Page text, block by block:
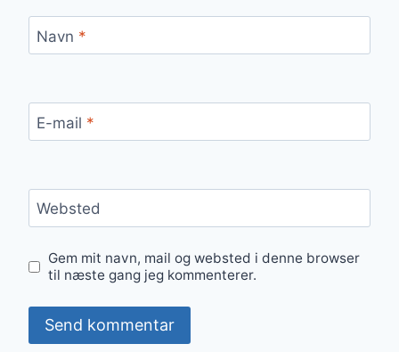
Navn *
E-mail *
Websted
Gem mit navn, mail og websted i denne browser
til næste gang jeg kommenterer.